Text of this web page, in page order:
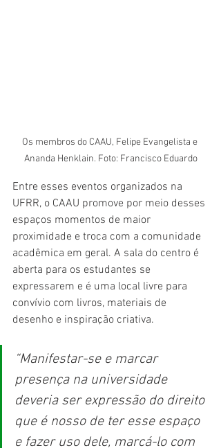
Os membros do CAAU, Felipe Evangelista e
Ananda Henklain. Foto: Francisco Eduardo
Entre esses eventos organizados na
UFRR, o CAAU promove por meio desses
espaços momentos de maior
proximidade e troca com a comunidade
acadêmica em geral. A sala do centro é
aberta para os estudantes se
expressarem e é uma local livre para
convívio com livros, materiais de
desenho e inspiração criativa.
“Manifestar-se e marcar
presença na universidade
deveria ser expressão do direito
que é nosso de ter esse espaço
e fazer uso dele, marcá-lo com